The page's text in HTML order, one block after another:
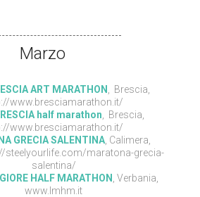
Marzo
ART MARATHON
, Brescia,
www.bresciamarathon.it/
half marathon , Brescia,
www.bresciamarathon.it/
GRECIA SALENTINA , Calimera,
steelyourlife.com/maratona-grecia-
salentina/
HALF MARATHON , Verbania,
www.lmhm.it